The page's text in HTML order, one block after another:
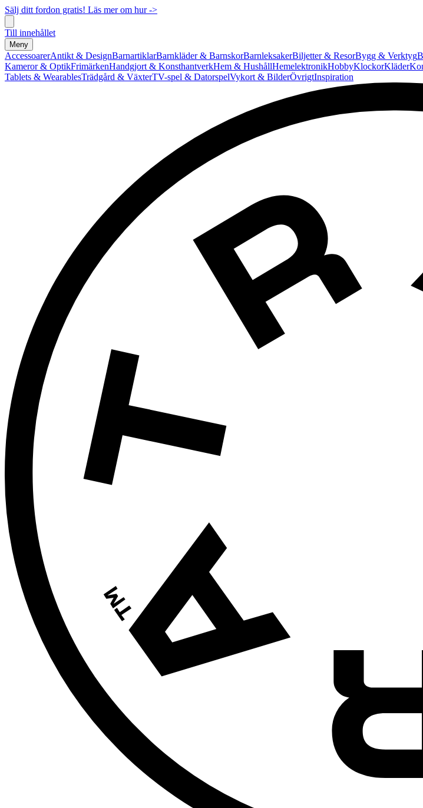
Sälj ditt fordon gratis! Läs mer om hur ->
Till innehållet
Meny
AccessoarerAntikt & DesignBarnartiklarBarnkläder & BarnskorBarnleksakerBiljetter & ResorBygg & Verktyg
Kameror & OptikFrimärkenHandgjort & KonsthantverkHem & HushållHemelektronikHobbyKlockorKläder
Tablets & WearablesTrädgård & VäxterTV-spel & DatorspelVykort & BilderÖvrigtInspiration